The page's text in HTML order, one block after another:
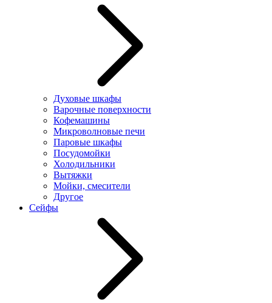
Духовые шкафы
Варочные поверхности
Кофемашины
Микроволновые печи
Паровые шкафы
Посудомойки
Холодильники
Вытяжки
Мойки, смесители
Другое
Сейфы